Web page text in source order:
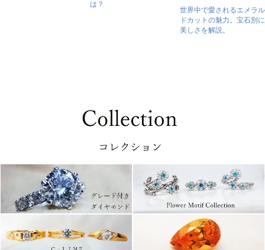
は？
世界中で愛されるエメラル
ドカットの魅力。宝石別に
美しさを解説。